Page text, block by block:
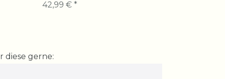
42,99 € *
diese gerne: